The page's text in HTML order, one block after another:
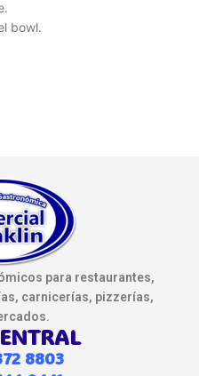
bowl.
para restaurantes,
carnicerías, pizzerías,
8803